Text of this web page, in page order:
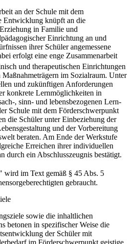
an der Schule mit dem
Entwicklung knüpft an die
in Familie und
Einrichtung an und
ihrer Schüler angemessene
erfolgt eine enge Zusammenarbeit
und therapeutischen Einrichtungen
im Sozialraum. Unter
und zukünftigen Anforderungen
konkrete Lernmöglichkeiten in
, sinn- und lebensbezogenen Lern-
Schule mit dem Förderschwerpunkt
die Schüler unter Einbeziehung der
und der Vorbereitung
beraten. Am Ende der Werkstufe
Erreichen ihrer individuellen
durch ein Abschlusszeugnis bestätigt.
wird im Text gemäß § 45 Abs. 5
gebraucht.
sowie die inhaltlichen
betonen in spezifischer Weise die
der Schüler mit
im Förderschwerpunkt geistige